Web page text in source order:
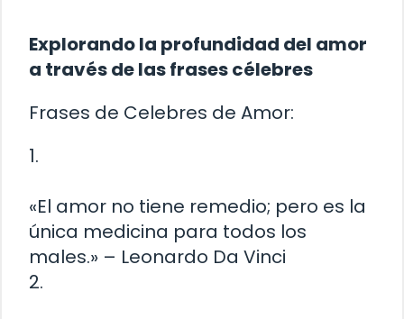
Explorando la profundidad del amor
a través de las frases célebres
Frases de Celebres de Amor:
1.
«El amor no tiene remedio; pero es la
única medicina para todos los
males.» – Leonardo Da Vinci
2.